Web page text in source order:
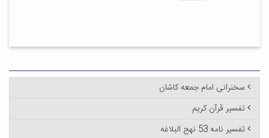
سخنرانی امام جمعه کاشان
تفسیر قرآن کریم
تفسیر نامه 53 نهج البلاغه